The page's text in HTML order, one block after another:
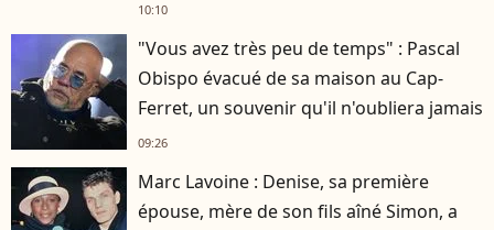
10:10
"Vous avez très peu de temps" : Pascal
Obispo évacué de sa maison au Cap-
Ferret, un souvenir qu'il n'oubliera jamais
09:26
Marc Lavoine : Denise, sa première
épouse, mère de son fils aîné Simon, a